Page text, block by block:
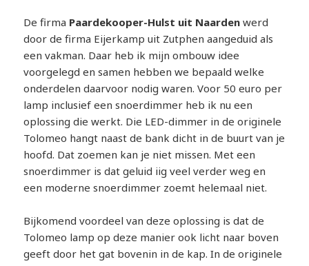
De firma Paardekooper-Hulst uit Naarden werd
door de firma Eijerkamp uit Zutphen aangeduid als
een vakman. Daar heb ik mijn ombouw idee
voorgelegd en samen hebben we bepaald welke
onderdelen daarvoor nodig waren. Voor 50 euro per
lamp inclusief een snoerdimmer heb ik nu een
oplossing die werkt. Die LED-dimmer in de originele
Tolomeo hangt naast de bank dicht in de buurt van je
hoofd. Dat zoemen kan je niet missen. Met een
snoerdimmer is dat geluid iig veel verder weg en
een moderne snoerdimmer zoemt helemaal niet.
Bijkomend voordeel van deze oplossing is dat de
Tolomeo lamp op deze manier ook licht naar boven
geeft door het gat bovenin in de kap. In de originele